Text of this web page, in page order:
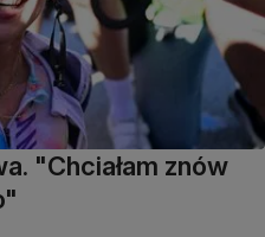
"Chciałam znów